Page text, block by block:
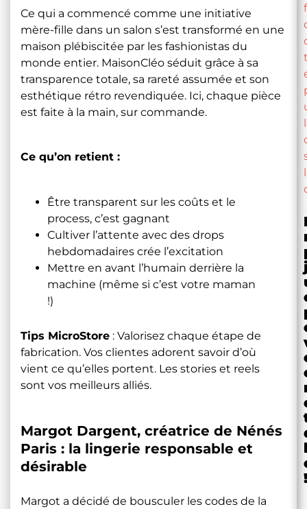
Ce qui a commencé comme une initiative
mère-fille dans un salon s’est transformé en une
maison plébiscitée par les fashionistas du
monde entier. MaisonCléo séduit grâce à sa
transparence totale, sa rareté assumée et son
esthétique rétro revendiquée. Ici, chaque pièce
est faite à la main, sur commande.
Ce qu’on retient :
Être transparent sur les coûts et le
process, c’est gagnant
Cultiver l’attente avec des drops
hebdomadaires crée l’excitation
Mettre en avant l’humain derrière la
machine (même si c’est votre maman
!)
Tips MicroStore : Valorisez chaque étape de
fabrication. Vos clientes adorent savoir d’où
vient ce qu’elles portent. Les stories et reels
sont vos meilleurs alliés.
Margot Dargent, créatrice de Nénés
Paris : la lingerie responsable et
désirable
Margot a décidé de bousculer les codes de la
!